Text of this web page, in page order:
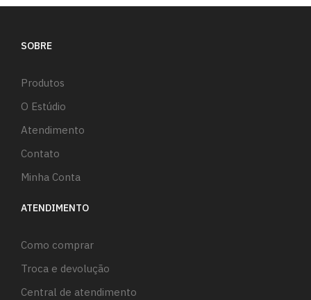
SOBRE
Produtos
O Estúdio
Atendimento
Contato
Minha Conta
ATENDIMENTO
Como comprar
Troca e devolução
Central de atendimento